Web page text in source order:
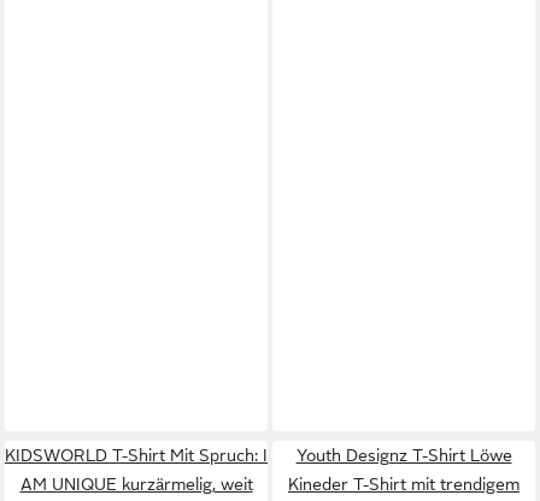
KIDSWORLD T-Shirt Mit Spruch: I
AM UNIQUE kurzärmelig, weit
Youth Designz T-Shirt Löwe
Kineder T-Shirt mit trendigem